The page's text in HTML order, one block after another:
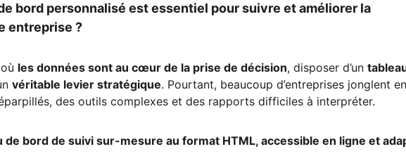
bord personnalisé est essentiel pour suivre et améliorer la
entreprise ?
les données sont au cœur de la prise de décision, disposer d’un
véritable levier stratégique. Pourtant, beaucoup d’entreprises jonglent
des outils complexes et des rapports difficiles à interpréter.
de bord de suivi sur-mesure au format HTML, accessible en ligne et